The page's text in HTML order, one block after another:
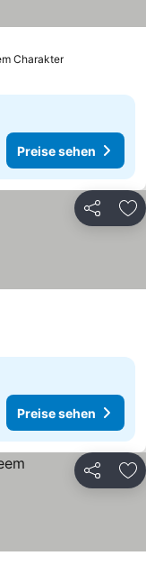
CharakterPreise
Preise sehen
Teilen
sehen
Preise sehen
Teilen